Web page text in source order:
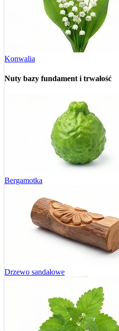
Konwalia
Nuty bazy fundament i trwałość
Bergamotka
Drzewo sandałowe